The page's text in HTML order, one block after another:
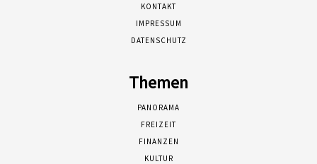
KONTAKT
IMPRESSUM
DATENSCHUTZ
Themen
PANORAMA
FREIZEIT
FINANZEN
KULTUR